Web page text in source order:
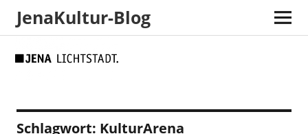
map
JenaKultur-Blog
Schlagwort: KulturArena